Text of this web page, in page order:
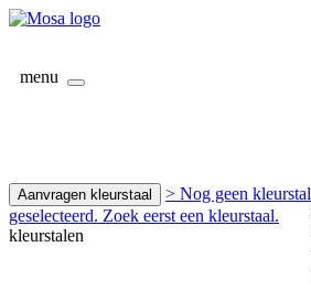
menu
Aanvragen kleurstaal
> Nog geen
geselecteerd. Zoek eerst een kleurstaal.
kleurstalen